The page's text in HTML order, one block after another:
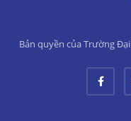
Bản quyền của Trường